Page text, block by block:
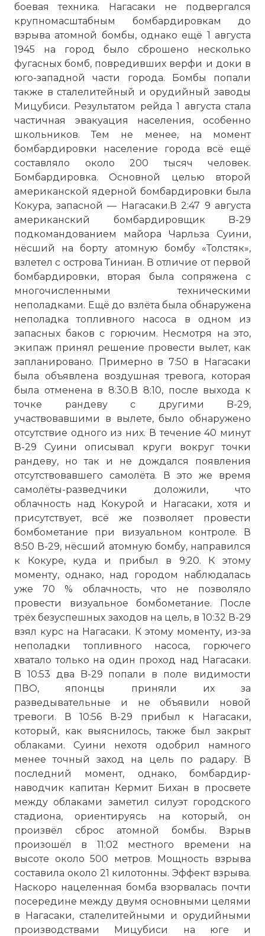
боевая техника. Нагасаки не подвергался
крупномасштабным бомбардировкам до
взрыва атомной бомбы, однако ещё 1 августа
1945 на город было сброшено несколько
фугасных бомб, повредивших верфи и доки в
юго-западной части города. Бомбы попали
также в сталелитейный и орудийный заводы
Мицубиси. Результатом рейда 1 августа стала
частичная эвакуация населения, особенно
школьников. Тем не менее, на момент
бомбардировки население города всё ещё
составляло около 200 тысяч человек.
Бомбардировка. Основной целью второй
американской ядерной бомбардировки была
Кокура, запасной — Нагасаки.В 2:47 9 августа
американский бомбардировщик B-29
подкомандованием майора Чарльза Суини,
нёсший на борту атомную бомбу «Толстяк»,
взлетел с острова Тиниан. В отличие от первой
бомбардировки, вторая была сопряжена с
многочисленными техническими
неполадками. Ещё до взлёта была обнаружена
неполадка топливного насоса в одном из
запасных баков с горючим. Несмотря на это,
экипаж принял решение провести вылет, как
запланировано. Примерно в 7:50 в Нагасаки
была объявлена воздушная тревога, которая
была отменена в 8:30.В 8:10, после выхода к
точке рандеву с другими B-29,
участвовавшими в вылете, было обнаружено
отсутствие одного из них. В течение 40 минут
В-29 Суини описывал круги вокруг точки
рандеву, но так и не дождался появления
отсутствовавшего самолёта. В это же время
самолёты-разведчики доложили, что
облачность над Кокурой и Нагасаки, хотя и
присутствует, всё же позволяет провести
бомбометание при визуальном контроле. В
8:50 В-29, нёсший атомную бомбу, направился
к Кокуре, куда и прибыл в 9:20. К этому
моменту, однако, над городом наблюдалась
уже 70 % облачность, что не позволяло
провести визуальное бомбометание. После
трёх безуспешных заходов на цель, в 10:32 В-29
взял курс на Нагасаки. К этому моменту, из-за
неполадки топливного насоса, горючего
хватало только на один проход над Нагасаки.
В 10:53 два B-29 попали в поле видимости
ПВО, японцы приняли их за
разведывательные и не объявили новой
тревоги. В 10:56 В-29 прибыл к Нагасаки,
который, как выяснилось, также был закрыт
облаками. Суини нехотя одобрил намного
менее точный заход на цель по радару. В
последний момент, однако, бомбардир-
наводчик капитан Кермит Бихан в просвете
между облаками заметил силуэт городского
стадиона, ориентируясь на который, он
произвёл сброс атомной бомбы. Взрыв
произошёл в 11:02 местного времени на
высоте около 500 метров. Мощность взрыва
составила около 21 килотонны. Эффект взрыва.
Наскоро нацеленная бомба взорвалась почти
посередине между двумя основными целями
в Нагасаки, сталелитейными и орудийными
производствами Мицубиси на юге и